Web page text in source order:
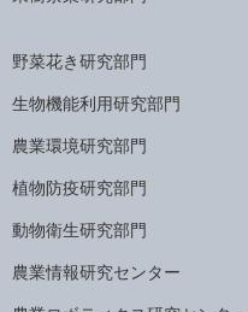
野菜花き研究部門
生物機能利用研究部門
農業環境研究部門
植物防疫研究部門
動物衛生研究部門
農業情報研究センター